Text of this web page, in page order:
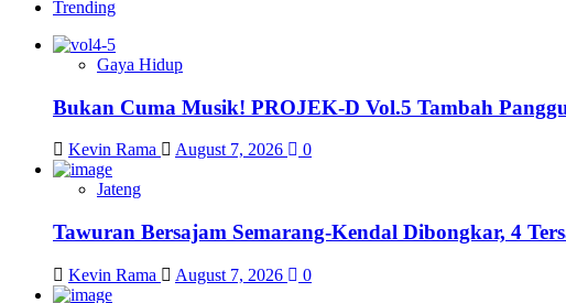
Trending
Gaya Hidup
Bukan Cuma Musik! PROJEK-D Vol.5 Tambah
Kevin Rama August 7, 2026 0
Jateng
Tawuran Bersajam Semarang-Kendal Dibongkar, 4
Kevin Rama August 7, 2026 0